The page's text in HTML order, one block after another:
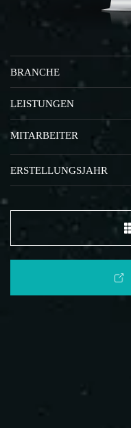
BRANCHE
LEISTUNGEN
MITARBEITER
ERSTELLUNGSJAHR